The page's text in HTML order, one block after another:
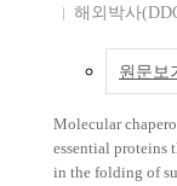
해외박사
원문보
Molecular
essential proteins
in the folding of